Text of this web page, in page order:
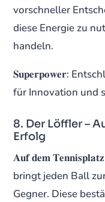
vorschneller
diese Energie zu
handeln.
𝐒𝐮𝐩𝐞𝐫𝐩𝐨𝐰𝐞𝐫:
für Innovation und
8. Der Löffler –
Erfolg
𝐀𝐮𝐟 𝐝𝐞𝐦
bringt jeden Ball
Gegner. Diese